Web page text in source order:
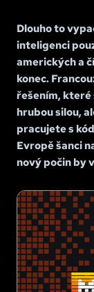
Dlouho to
inteligenci
amerických a
konec.
řešením, které
hrubou silou,
pracujete s
Evropě šanci
nový počin by